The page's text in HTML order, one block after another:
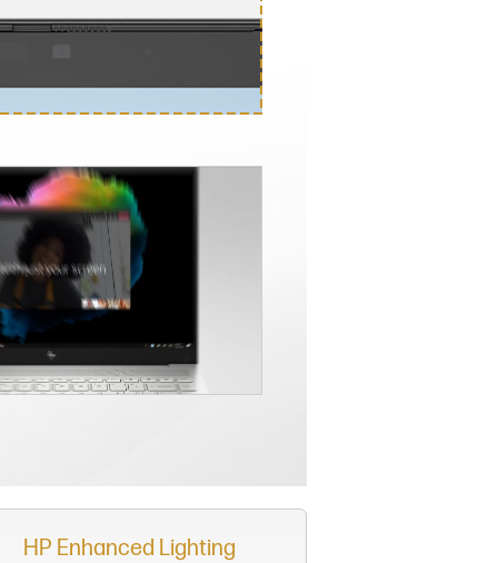
HP Enhanced Lighting